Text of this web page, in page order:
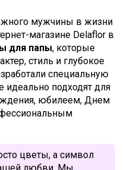
мужчины в жизни
магазине Delaflor в
для папы, которые
стиль и глубокое
специальную
идеально подходят для
юбилеем, Днем
цветы, а символ